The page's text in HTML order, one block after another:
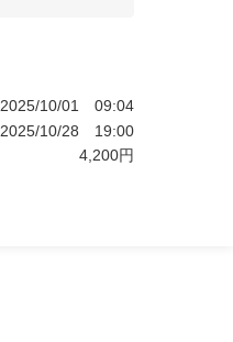
2025/10/01
09:04
2025/10/28
19:00
4,200円